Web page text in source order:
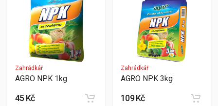
Zahrádkář
AGRO NPK 1kg
45 Kč
Zahrádkář
AGRO NPK 3kg
109 Kč